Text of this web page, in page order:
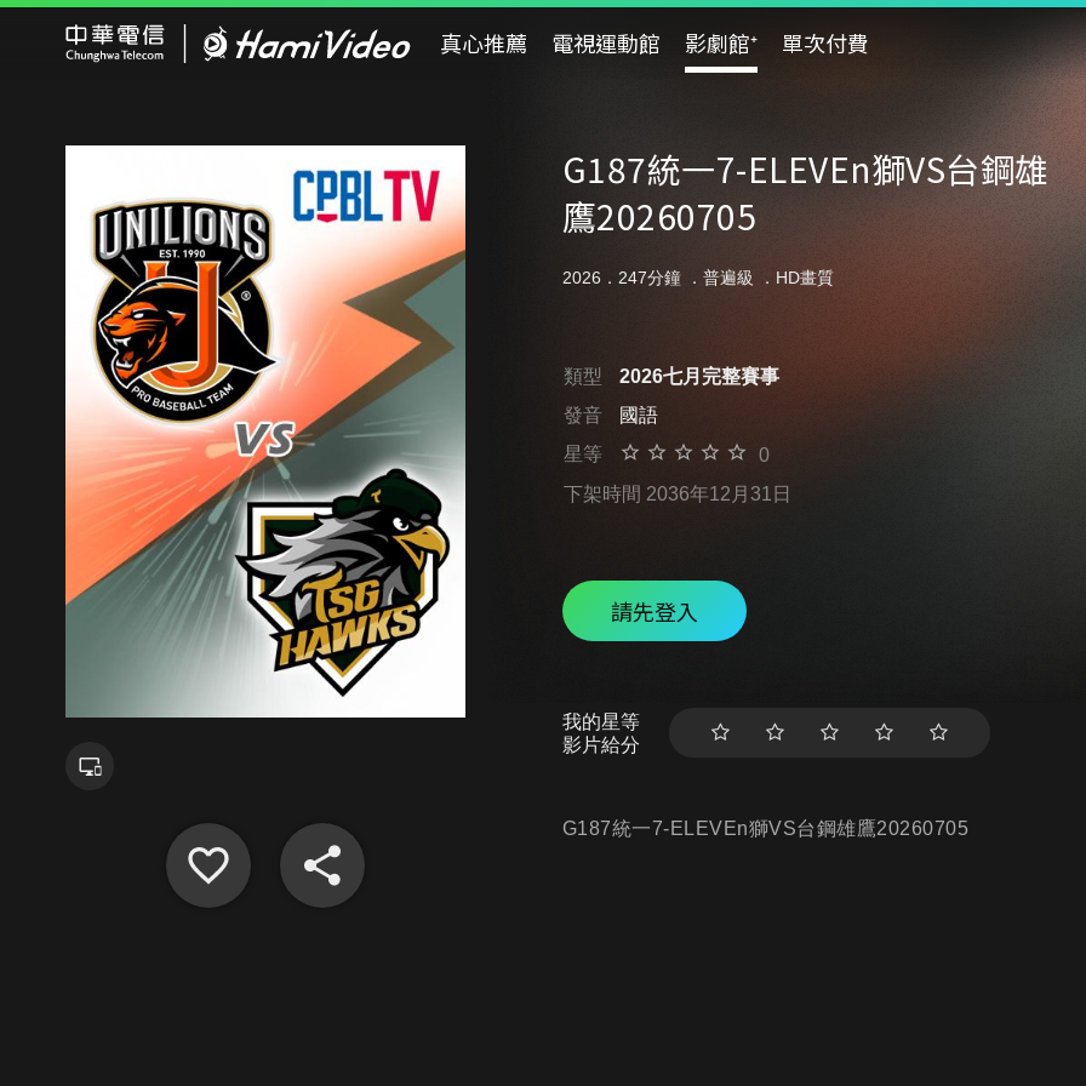
真心推薦 電視運動館 影劇館⁺ 單次付費
G187統一7-ELEVEn獅VS台鋼雄
鷹20260705
2026．247分鐘 ． 普遍級 ．HD畫質
類型
2026七月完整賽事
發音
國語
星等
0
下架時間 2036年12月31日
請先登入
我的星等
影片給分
G187統一7-ELEVEn獅VS台鋼雄鷹20260705